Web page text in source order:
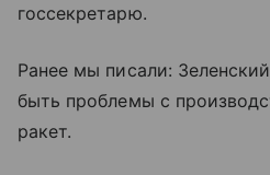
госсекретарю.
Ранее мы писали:
быть проблемы с
ракет.